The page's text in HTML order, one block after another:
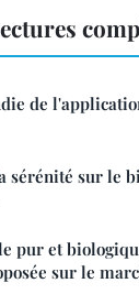
de
sérénité sur le
pur et
sur le